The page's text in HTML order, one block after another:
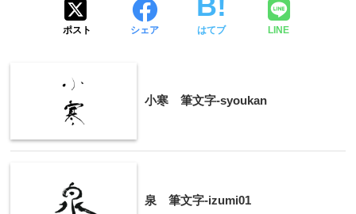
ポスト シェア はてブ LINE
小寒 筆文字-syoukan
泉 筆文字-izumi01